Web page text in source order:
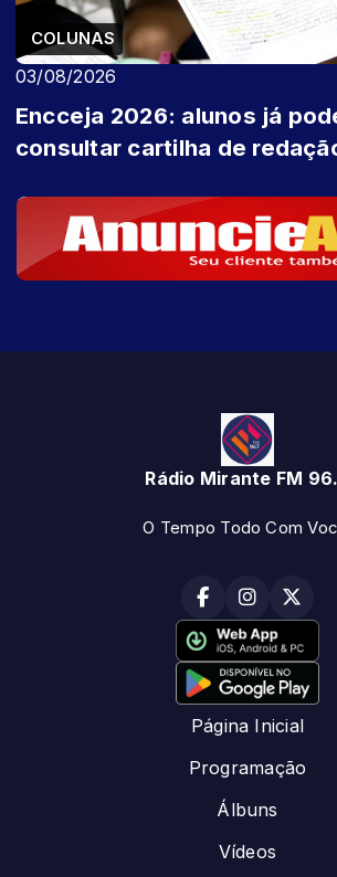
COLUNAS
03/08/2026
Encceja 2026: alunos já
consultar cartilha de
Rádio Mirante FM
O Tempo Todo Com
Página Inicial
Programação
Álbuns
Vídeos